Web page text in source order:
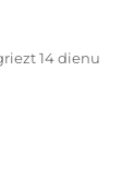
14 dienu